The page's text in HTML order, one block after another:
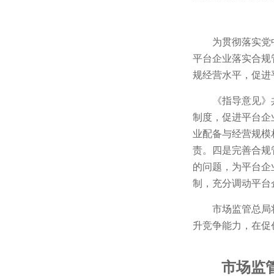
为贯彻落实
平台企业落实合
规经营水平，促
《指导意见
制度，促进平台
业配备与经营规
责。四是完善合
的问题，为平台
制，充分调动平
市场监管总局
升竞争能力，在
市场监